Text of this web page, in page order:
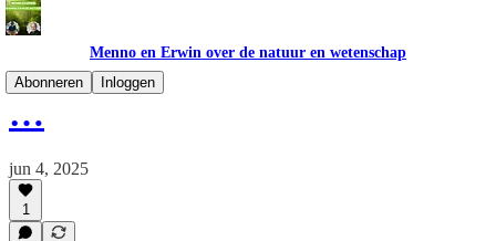
Menno en Erwin over de natuur en wetenschap
Abonneren
Inloggen
…
jun 4, 2025
1